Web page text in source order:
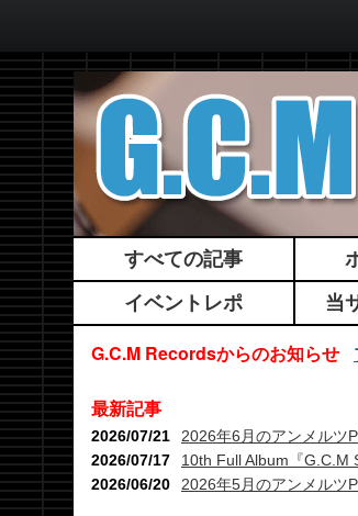
すべての記事
イベントレポ
当
G.C.M Recordsからのお知らせ
最新記事
2026年6月のアンメルツ
2026/07/21
10th Full Album『G.C.M
2026/07/17
2026年5月のアンメルツ
2026/06/20